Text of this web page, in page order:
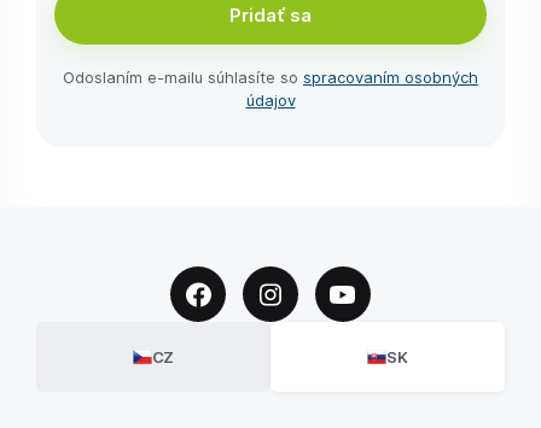
Pridať sa
Odoslaním e-⁠mailu súhlasíte so spracovaním osobných
údajov
CZ SK